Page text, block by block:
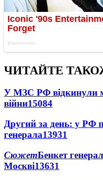
ЧИТАЙТЕ
У МЗС РФ відкинули
війни15084
Другий за день: у РФ
генерала13931
СюжетБенкет
Москві13631